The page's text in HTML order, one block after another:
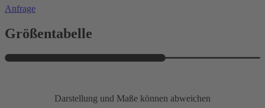
Anfrage
Größentabelle
Darstellung und Maße können abweichen